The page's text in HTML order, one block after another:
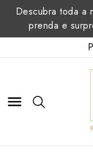
Descubra toda a
prenda e
